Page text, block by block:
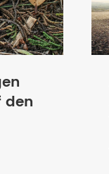
den